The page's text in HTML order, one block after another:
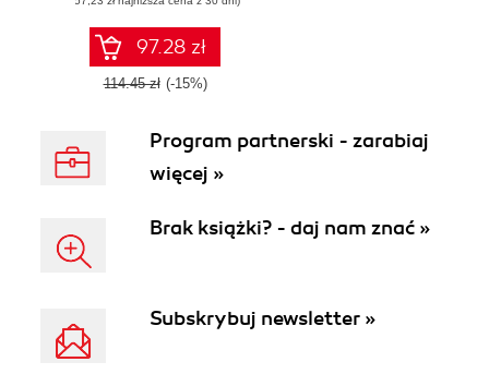
97.28 zł
114.45 zł (-15%)
Program partnerski - zarabiaj
więcej »
Brak książki? - daj nam znać »
Subskrybuj newsletter »